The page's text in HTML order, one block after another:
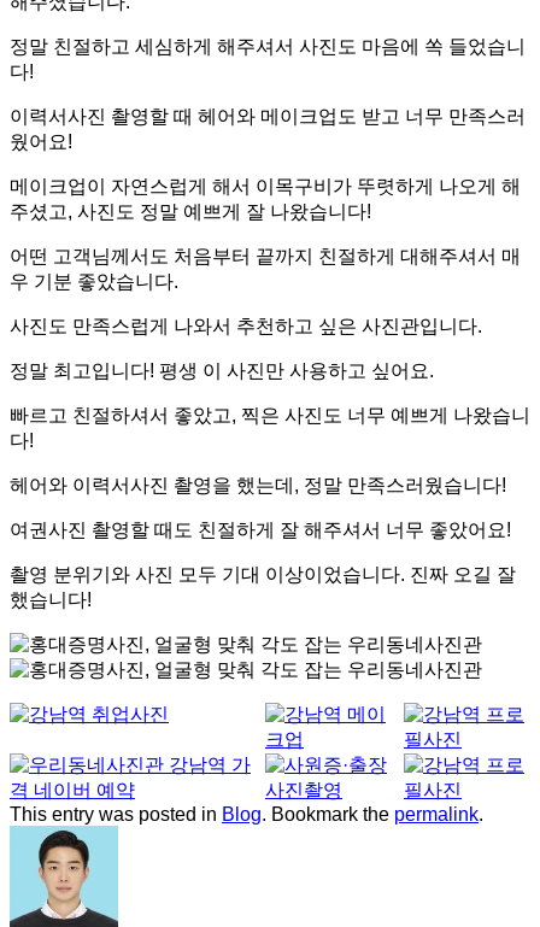
정말 친절하고 세심하게 해주셔서 사진도 마음에 쏙 들었습니
다!
이력서사진 촬영할 때 헤어와 메이크업도 받고 너무 만족스러
웠어요!
메이크업이 자연스럽게 해서 이목구비가 뚜렷하게 나오게 해
주셨고, 사진도 정말 예쁘게 잘 나왔습니다!
어떤 고객님께서도 처음부터 끝까지 친절하게 대해주셔서 매
우 기분 좋았습니다.
사진도 만족스럽게 나와서 추천하고 싶은 사진관입니다.
정말 최고입니다! 평생 이 사진만 사용하고 싶어요.
빠르고 친절하셔서 좋았고, 찍은 사진도 너무 예쁘게 나왔습니
다!
헤어와 이력서사진 촬영을 했는데, 정말 만족스러웠습니다!
여권사진 촬영할 때도 친절하게 잘 해주셔서 너무 좋았어요!
촬영 분위기와 사진 모두 기대 이상이었습니다. 진짜 오길 잘
했습니다!
This entry was posted in Blog. Bookmark the permalink.